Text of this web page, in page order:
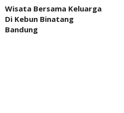
Wisata Bersama Keluarga
Di Kebun Binatang
Bandung